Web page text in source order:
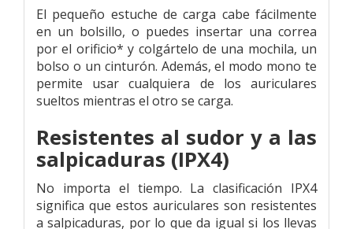
El pequeño estuche de carga cabe fácilmente
en un bolsillo, o puedes insertar una correa
por el orificio* y colgártelo de una mochila, un
bolso o un cinturón. Además, el modo mono te
permite usar cualquiera de los auriculares
sueltos mientras el otro se carga.
Resistentes al sudor y a las
salpicaduras (IPX4)
No importa el tiempo. La clasificación IPX4
significa que estos auriculares son resistentes
a salpicaduras, por lo que da igual si los llevas